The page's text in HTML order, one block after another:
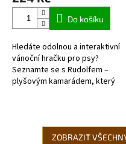
hvězdiček.
Do košíku
Hledáte odolnou a interaktivní
vánoční hračku pro psy?
Seznamte se s Rudolfem –
plyšovým kamarádem, který
ZOBRAZIT